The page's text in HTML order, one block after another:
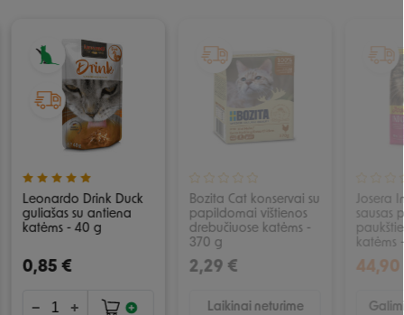
Leonardo Drink Duck
guliašas su antiena
katėms - 40 g
0,85 €
Bozita Cat konservai su
papildomai vištienos
drebučiuose katėms -
370 g
2,29 €
Laikinai neturime
Josera
sausas
katėms
44,90